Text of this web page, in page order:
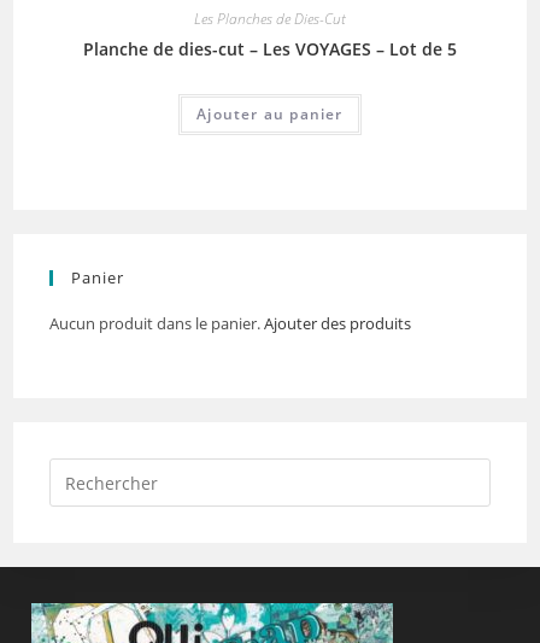
Les Planches de Dies-Cut
Planche de dies-cut – Les VOYAGES – Lot de 5
Ajouter au panier
Panier
Aucun produit dans le panier.Ajouter des produits